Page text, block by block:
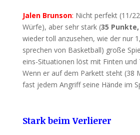
Jalen Brunson: Nicht perfekt (11/
Würfe), aber sehr stark (35
wieder toll anzusehen, wie der nur
sprechen von Basketball) große
eins-Situationen löst mit Finten und
Wenn er auf dem Parkett steht (38
fast jedem Angriff seine Hände im
Stark beim Verlierer